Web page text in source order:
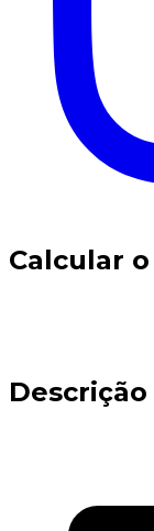
Calcular
Descrição